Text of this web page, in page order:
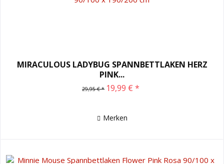
MIRACULOUS LADYBUG SPANNBETTLAKEN HERZ
PINK...
29,95 € * 19,99 € *
Merken